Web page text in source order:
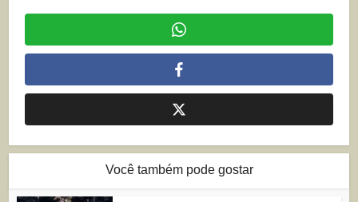
Você também pode gostar